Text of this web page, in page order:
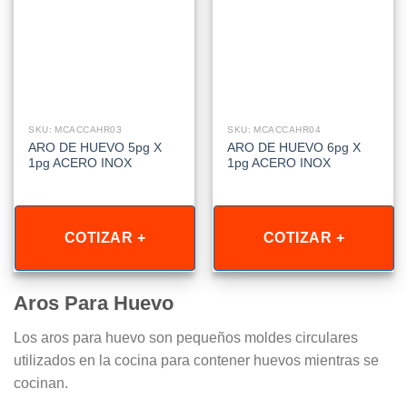
SKU: MCACCAHR03
ARO DE HUEVO 5pg X
1pg ACERO INOX
COTIZAR +
SKU: MCACCAHR04
ARO DE HUEVO 6pg X
1pg ACERO INOX
COTIZAR +
Aros Para Huevo
Los aros para huevo son pequeños moldes circulares
utilizados en la cocina para contener huevos mientras se
cocinan.